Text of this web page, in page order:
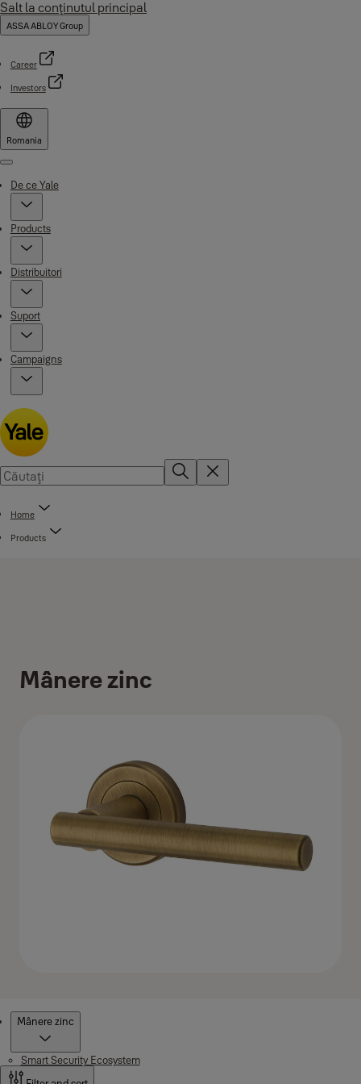
Salt la conţinutul principal
ASSA ABLOY Group
Career
Investors
Romania
Menu
De ce Yale
Products
Distribuitori
Suport
Campaigns
Home
Products
Mânere zinc
Mânere zinc
Smart Security Ecosystem